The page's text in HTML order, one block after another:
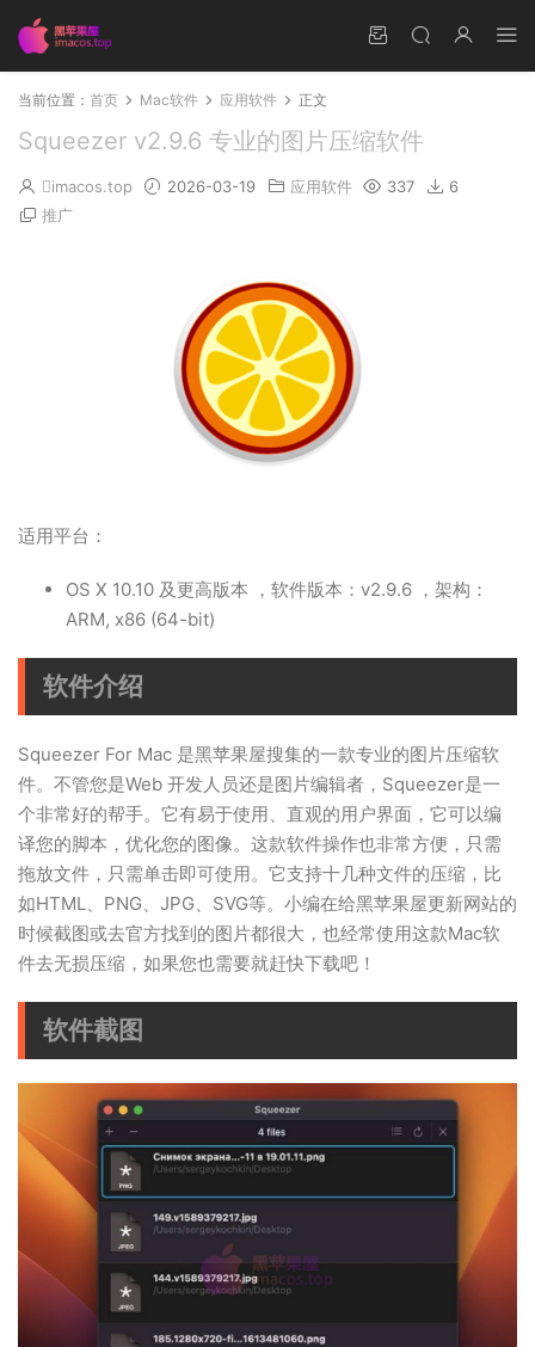
当前位置： 首页 Mac软件 应用软件 正文
Squeezer v2.9.6 专业的图片压缩软件
imacos.top 2026-03-19 应用软件 337
6
推广
适用平台：
OS X 10.10 及更高版本 ，软件版本：v2.9.6 ，架构：
ARM, x86 (64-bit)
软件介绍
Squeezer For Mac 是黑苹果屋搜集的一款专业的图片压缩软
件。不管您是Web 开发人员还是图片编辑者，Squeezer是一
个非常好的帮手。它有易于使用、直观的用户界面，它可以编
译您的脚本，优化您的图像。这款软件操作也非常方便，只需
拖放文件，只需单击即可使用。它支持十几种文件的压缩，比
如HTML、PNG、JPG、SVG等。小编在给黑苹果屋更新网站的
时候截图或去官方找到的图片都很大，也经常使用这款Mac软
件去无损压缩，如果您也需要就赶快下载吧！
软件截图